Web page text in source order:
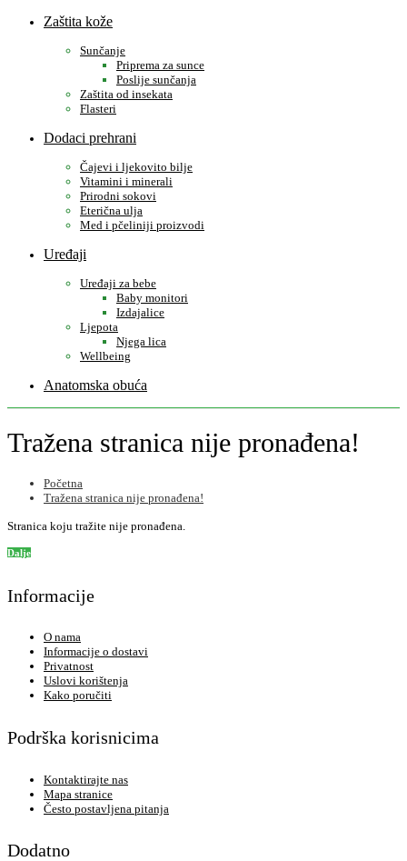
Zaštita kože
Sunčanje
Priprema za sunce
Poslije sunčanja
Zaštita od insekata
Flasteri
Dodaci prehrani
Čajevi i ljekovito bilje
Vitamini i minerali
Prirodni sokovi
Eterična ulja
Med i pčeliniji proizvodi
Uređaji
Uređaji za bebe
Baby monitori
Izdajalice
Ljepota
Njega lica
Wellbeing
Anatomska obuća
Tražena stranica nije pronađena!
Početna
Tražena stranica nije pronađena!
Stranica koju tražite nije pronađena.
Dalje
Informacije
O nama
Informacije o dostavi
Privatnost
Uslovi korištenja
Kako poručiti
Podrška korisnicima
Kontaktirajte nas
Mapa stranice
Često postavljena pitanja
Dodatno